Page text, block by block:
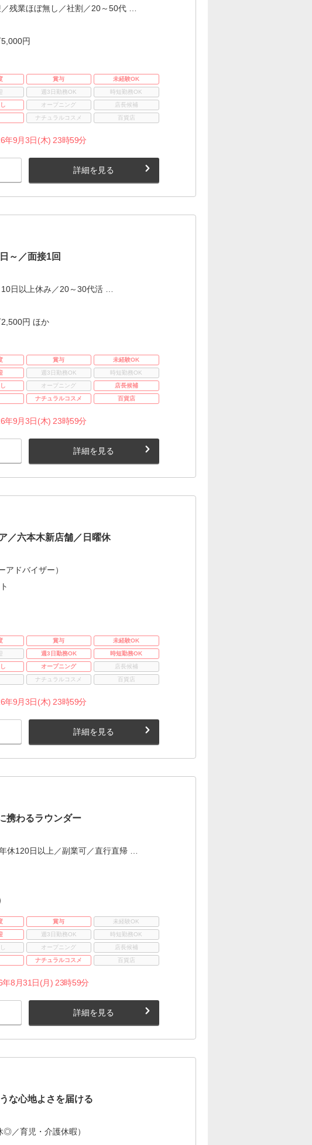
残業ほぼ無し／社割／20～50代 …
円
賞与
未経験OK
週3日勤務OK
時短勤務OK
オープニング
店長候補
ナチュラルコスメ 百貨店
年9月3日(木) 23時59分
詳細を見る
～／面接1回
日以上休み／20～30代活 …
円 ほか
賞与
未経験OK
週3日勤務OK
時短勤務OK
オープニング
店長候補
ナチュラルコスメ 百貨店
年9月3日(木) 23時59分
詳細を見る
／六本木新店舗／日曜休
アドバイザー）
賞与
未経験OK
週3日勤務OK
時短勤務OK
オープニング
店長候補
ナチュラルコスメ 百貨店
年9月3日(木) 23時59分
詳細を見る
携わるラウンダー
休120日以上／副業可／直行直帰 …
賞与
未経験OK
週3日勤務OK
時短勤務OK
オープニング
店長候補
ナチュラルコスメ 百貨店
年8月31日(月) 23時59分
詳細を見る
な心地よさを届ける
◎／育児・介護休暇）